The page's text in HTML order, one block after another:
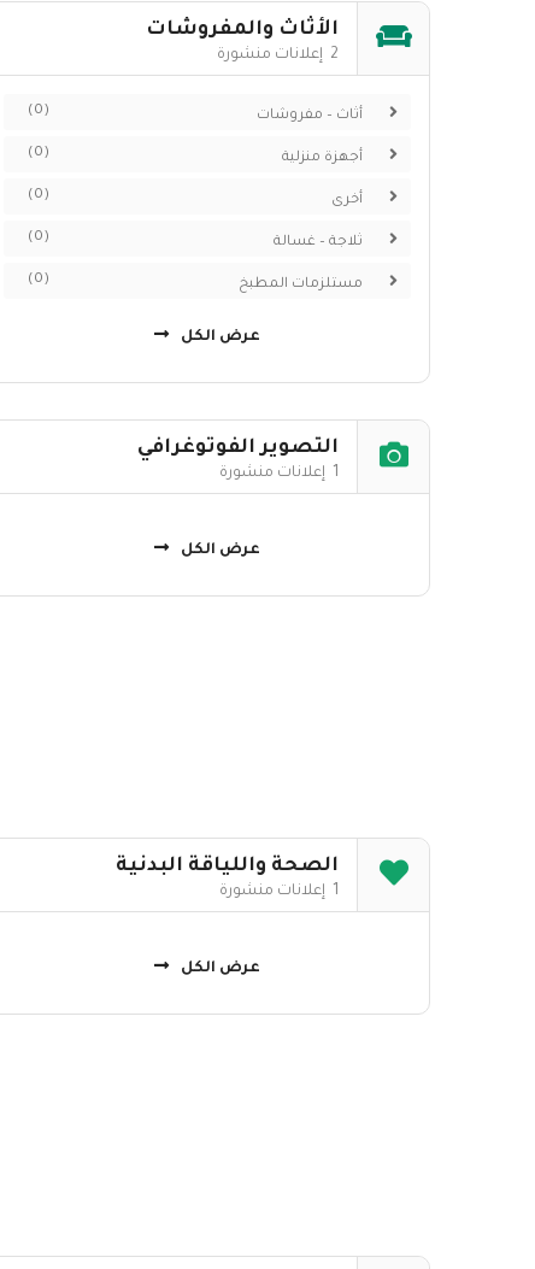
الأثاث والمفروشات
2 إعلانات منشورة
أثاث – مفروشات (0)
أجهزة منزلية (0)
أخرى (0)
ثلاجة – غسالة (0)
مستلزمات المطبخ (0)
عرض الكل
التصوير الفوتوغرافي
1 إعلانات منشورة
عرض الكل
الصحة واللياقة البدنية
1 إعلانات منشورة
عرض الكل